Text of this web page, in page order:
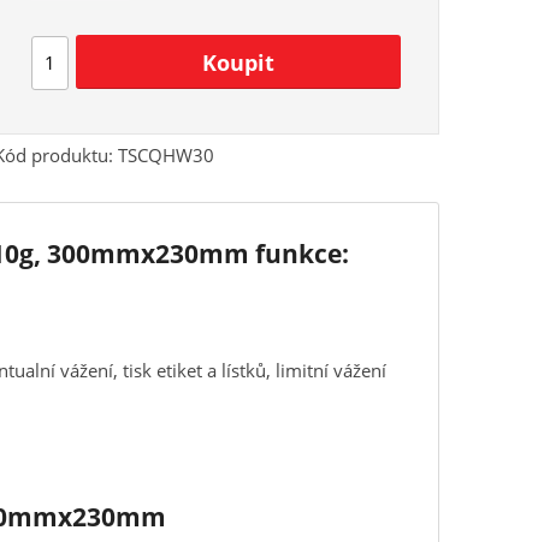
produktu: TSCQHW30
300mmx230mm funkce:
vážení, tisk etiket a lístků, limitní vážení